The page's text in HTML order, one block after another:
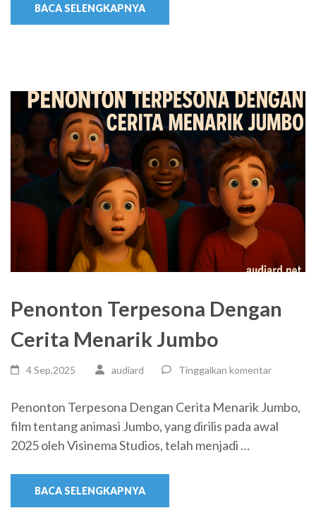
BACA SELENGKAPNYA
Penonton Terpesona Dengan
Cerita Menarik Jumbo
4 Sep,2025 audiard Tinggalkan komentar
Penonton Terpesona Dengan Cerita Menarik Jumbo,
film tentang animasi Jumbo, yang dirilis pada awal
2025 oleh Visinema Studios, telah menjadi …
BACA SELENGKAPNYA